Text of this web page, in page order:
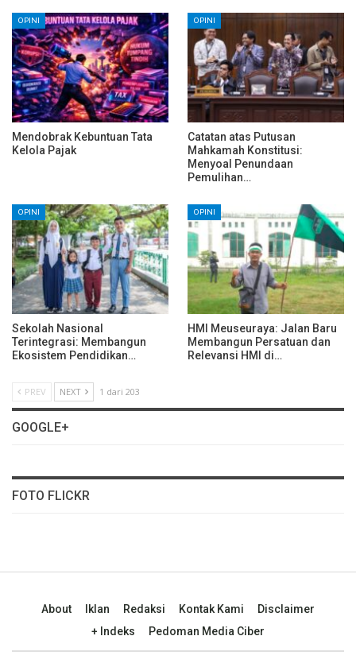
OPINI
Mendobrak Kebuntuan Tata
Kelola Pajak
OPINI
Catatan atas Putusan
Mahkamah Konstitusi:
Menyoal Penundaan
Pemulihan…
OPINI
Sekolah Nasional
Terintegrasi: Membangun
Ekosistem Pendidikan…
OPINI
HMI Meuseuraya: Jalan Baru
Membangun Persatuan dan
Relevansi HMI di…
PREV NEXT 1 dari 203
GOOGLE+
FOTO FLICKR
About Iklan Redaksi Kontak Kami
Disclaimer
+ Indeks
Pedoman Media Ciber